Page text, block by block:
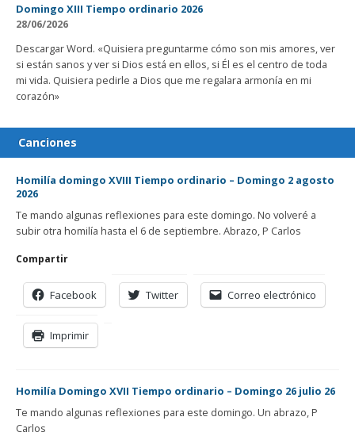
Domingo XIII Tiempo ordinario 2026
28/06/2026
Descargar Word. «Quisiera preguntarme cómo son mis amores, ver
si están sanos y ver si Dios está en ellos, si Él es el centro de toda
mi vida. Quisiera pedirle a Dios que me regalara armonía en mi
corazón»
Canciones
Homilía domingo XVIII Tiempo ordinario – Domingo 2 agosto
2026
Te mando algunas reflexiones para este domingo. No volveré a
subir otra homilía hasta el 6 de septiembre. Abrazo, P Carlos
Compartir
Facebook Twitter Correo electrónico
Imprimir
Homilía Domingo XVII Tiempo ordinario – Domingo 26 julio 26
Te mando algunas reflexiones para este domingo. Un abrazo, P
Carlos